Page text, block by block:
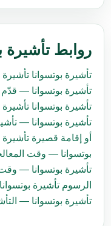
روابط تأشيرة
تأشيرة بوتسوانا تأشيرة
تأشيرة بوتسوانا — قدّم
تأشيرة بوتسوانا تأشيرة
تأشيرة بوتسوانا —
أو إقامة قصيرة
بوتسوانا — وقت
تأشيرة بوتسوانا —
الرسوم تأشيرة بوتسوانا
تأشيرة بوتسوانا —